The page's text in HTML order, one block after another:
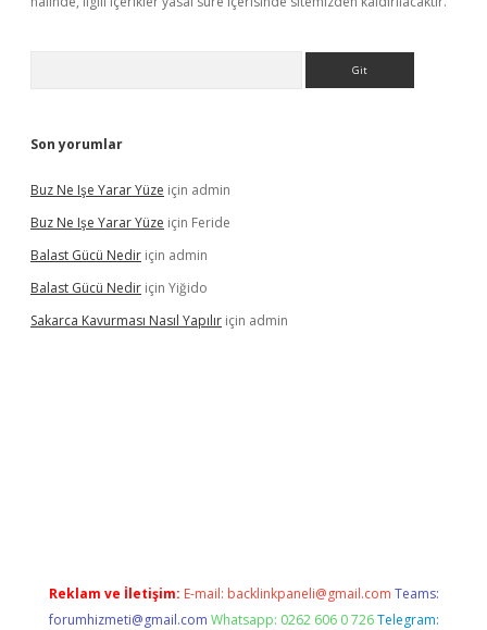
Son yorumlar
Buz Ne Işe Yarar Yüze için admin
Buz Ne Işe Yarar Yüze için Feride
Balast Gücü Nedir için admin
Balast Gücü Nedir için Yiğido
Sakarca Kavurması Nasıl Yapılır için admin
Reklam ve İletişim: E-mail: backlinkpaneli@gmail.com Teams:
forumhizmeti@gmail.com Whatsapp: 0262 606 0 726 Telegram: